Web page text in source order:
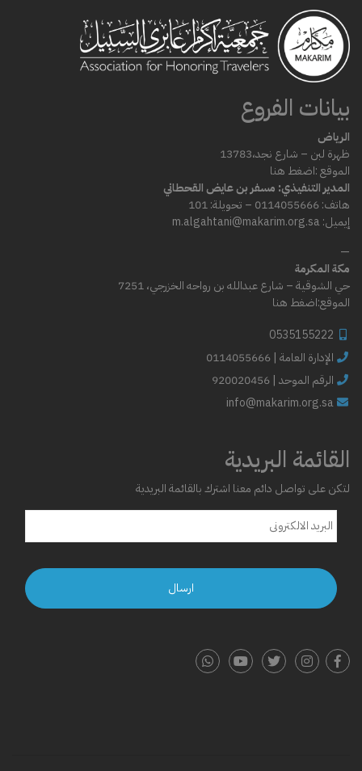
بيانات الفروع
الرياض
ظهرة لبن – شارع نجد،13783
الموقع :اضغط هنا
المدير التنفيذي: مسفر بن عايض القحطاني
هاتف: 0114055666 – تحويلة: 101
إيميل: m.algahtani@makarim.org.sa
—
مكة المكرمة
حي الشوقية – شارع عبدالله بن رواحه الخزرجي، 7251
الموقع:اضغط هنا
0535155222
info@makarim.org.sa
القائمة البريدية
لتكن على تواصل دائم معنا اشترك بالقائمة البريدية